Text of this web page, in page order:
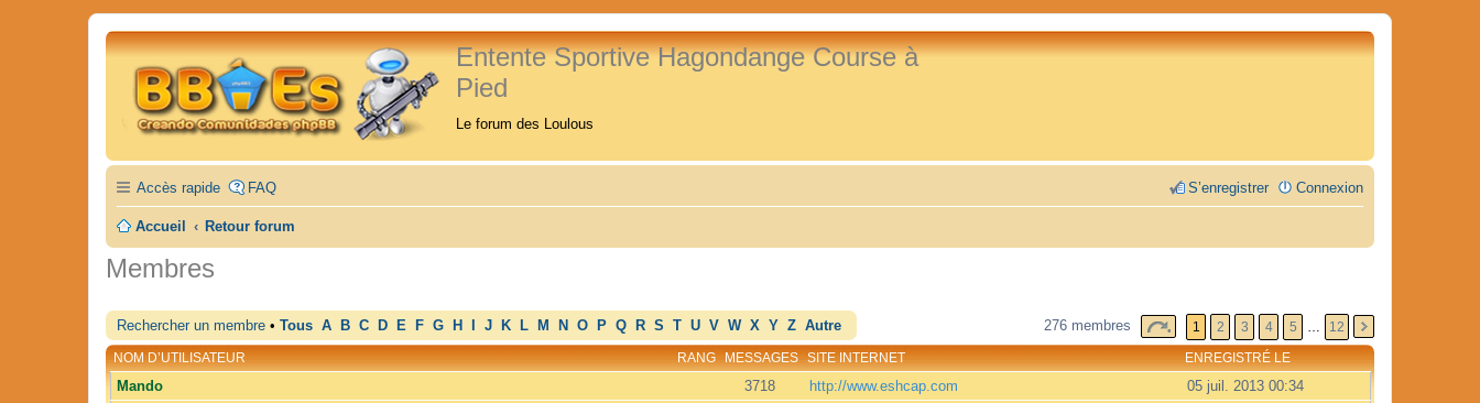
Entente Sportive Hagondange Course à
Pied
Le forum des Loulous
Accès rapide FAQ Connexion
S’enregistrer
Accueil Retour forum
Membres
Rechercher un membre • Tous A B C D E F G H J K L M N O P Q R S T U V W X Y Z Autre 276 membres 1 2 3 4 5
12
RANG
NOM D’UTILISATEUR MESSAGES SITE INTERNET ENREGISTRÉ LE
Mando 3718 http://www.eshcap.com
05 juil. 2013 00:34